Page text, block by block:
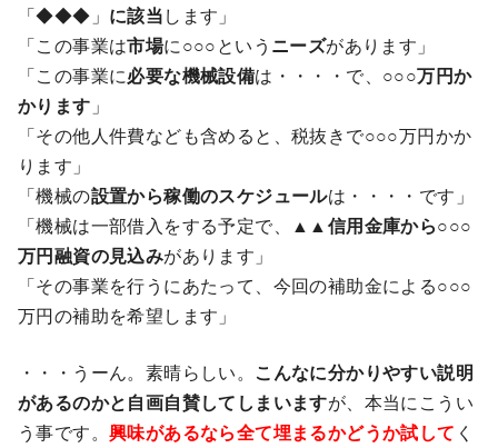
「◆◆◆」 に該当します」
「この事業は市場に○○○という ニーズがあります」
「この事業に必要な機械設備は・・・・で、 ○○○万円か
かります 」
「その他人件費なども含めると、税抜きで○○○万円かか
ります」
「機械の設置から稼働のスケジュールは・・・・です」
「機械は一部借入をする予定で、
▲▲信用金庫から○○○
万円融資の見込みがあります」
「その事業を行うにあたって、今回の補助金による○○○
万円の補助を希望します」
・・・うーん。素晴らしい。 こんなに分かりやすい説明
があるのかと自画自賛してしまいますが、本当にこうい
う事です。 興味があるなら全て埋まるかどうか試して く